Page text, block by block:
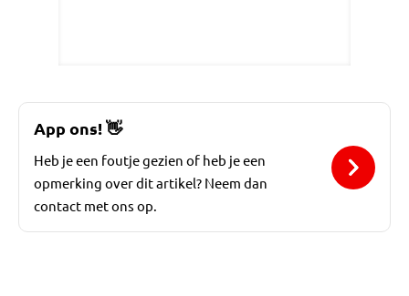
App ons!👋
Heb je een foutje gezien of heb je een
opmerking over dit artikel? Neem dan
contact met ons op.